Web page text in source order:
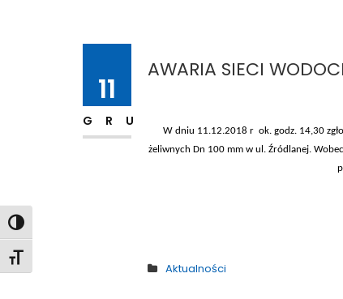
Toggle High Contrast
Toggle Font size
11
GRU
AWARIA SIECI
W dniu 11.12.2018 r ok. godz. 14,30
żeliwnych Dn 100 mm w ul. Źródlanej.
Aktualności